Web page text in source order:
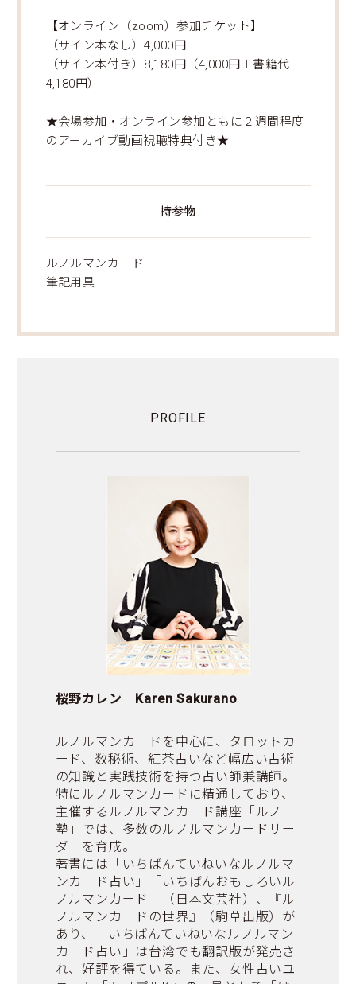
【オンライン（zoom）参加チケット】
（サイン本なし）4,000円
（サイン本付き）8,180円（4,000円＋書籍代
4,180円）
★会場参加・オンライン参加ともに２週間程度
のアーカイブ動画視聴特典付き★
持参物
ルノルマンカード
筆記用具
PROFILE
桜野カレン Karen Sakurano
ルノルマンカードを中心に、タロットカ
ード、数秘術、紅茶占いなど幅広い占術
の知識と実践技術を持つ占い師兼講師。
特にルノルマンカードに精通しており、
主催するルノルマンカード講座「ルノ
塾」では、多数のルノルマンカードリー
ダーを育成。
著書には「いちばんていねいなルノルマ
ンカード占い」「いちばんおもしろいル
ノルマンカード」（日本文芸社）、『ル
ノルマンカードの世界』（駒草出版）が
あり、「いちばんていねいなルノルマン
カード占い」は台湾でも翻訳版が発売さ
れ、好評を得ている。また、女性占いユ